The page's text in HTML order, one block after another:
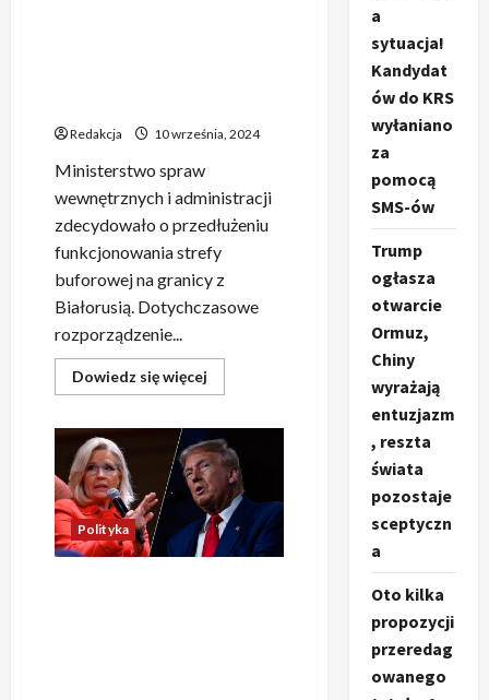
Redakcja 10 września, 2024
Ministerstwo spraw
wewnętrznych i administracji
zdecydowało o przedłużeniu
funkcjonowania strefy
buforowej na granicy z
Białorusią. Dotychczasowe
rozporządzenie...
Dowiedz się więcej
się
Co
najnowszego
w
sprawie
strefy
buforowej
przy
granicy
z
Polityka
a
sytuacja!
Kandydat
ów do KRS
wyłaniano
za
pomocą
SMS-ów
Trump
ogłasza
otwarcie
Ormuz,
Chiny
wyrażają
entuzjazm
, reszta
świata
pozostaje
sceptyczn
a
Oto kilka
propozycji
przeredag
owanego